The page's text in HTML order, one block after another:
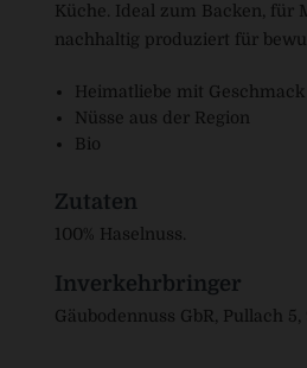
Küche. Ideal zum Backen, für
nachhaltig produziert für
Heimatliebe mit Geschmack
Nüsse aus der Region
Bio
Zutaten
100% Haselnuss.
Inverkehrbringer
Gäubodennuss GbR, Pullach